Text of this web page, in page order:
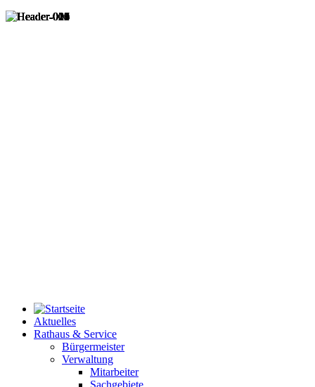
Aktuelles
Rathaus & Service
Bürgermeister
Verwaltung
Mitarbeiter
Sachgebiete